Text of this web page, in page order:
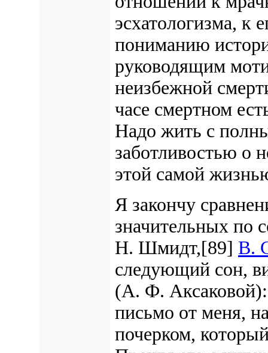
эсхатологизма, к
пониманию
руководящим
неизбежной
часе смертном
Надо жить с
заботливостью о
этой самой
Я закончу
значительных по
Н. Шмидт,[89] В.
следующий сон,
(А. Ф.
письмо от меня,
почерком,